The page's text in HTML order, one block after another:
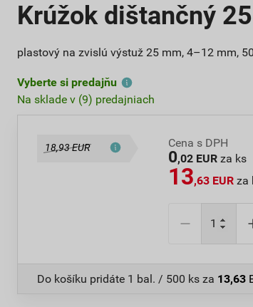
Krúžok dištančný
plastový na zvislú výstuž 25 mm, 4–12 mm,
Vyberte si predajňu
Na sklade v (9) predajniach
18,93 EUR Cena s DPH
0,02 EUR za ks
13,63 EUR za
Do košíku pridáte 1 bal. / 500 ks za 13,63